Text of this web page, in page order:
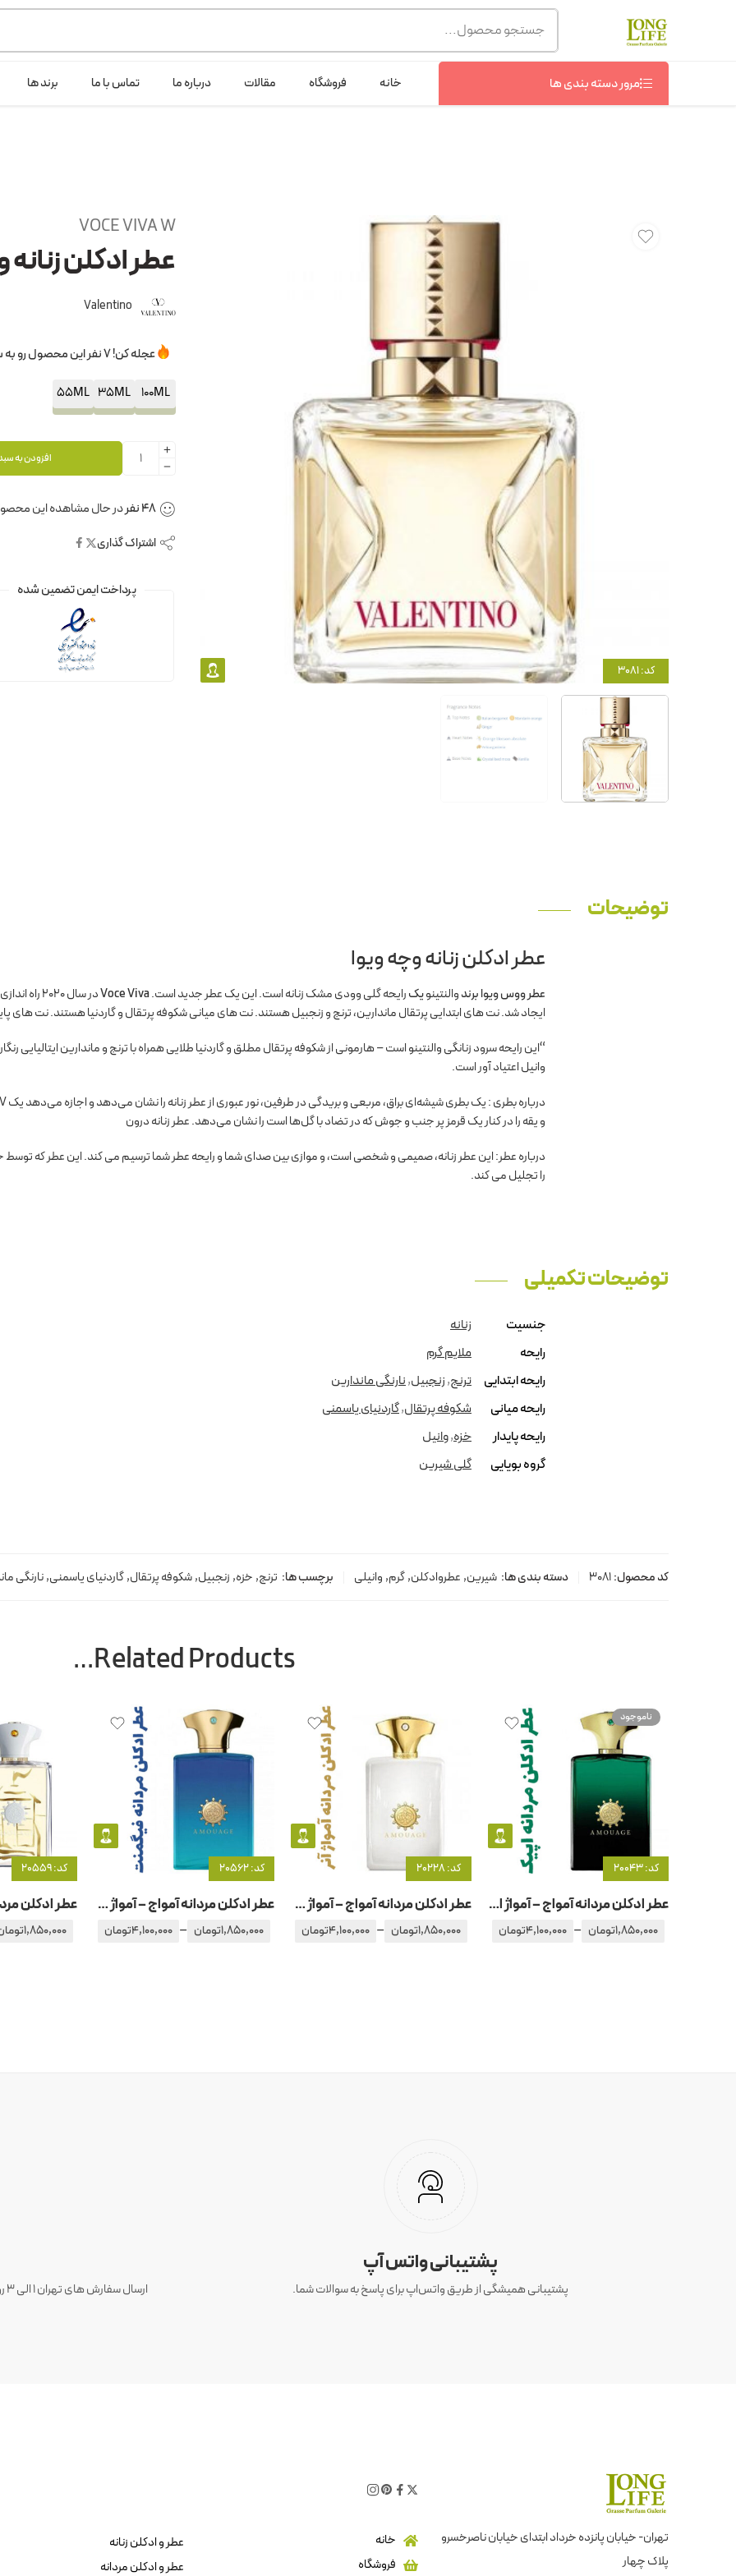
توجه! برند لانگ لایف رایحه های معروف را با شیشه و بسته بندی خود شرکت لانگ لایف عرضه می کند.که با انتخاب حجم هر ادکلنی می توانید
شماره پشتیبانی :09368076869
مرور دسته بندی ها خانه فروشگاه مقالات درباره ما تماس با ما برند ها
کد: 3081
VOCE VIVA W
عطر ادکلن زنانه
Valentino
عجله کن! 7 نفر این محصول رو به سبدخرید خودشون اضافه کردن.
100ML
35ML
55ML
افزودن به
48نفردر حال مشاهده این
اشتراک گذاری
پرداخت ایمن تضمین شده
توضیحات
عطر ادکلن زنانه وچه ویوا
عطر ووس ویوا برندوالنتینویکرایحه گلی وودی مشک زنانه است. این یک عطر جدید است.Voce Viva
ایجاد شد. نت های ابتدایی پرتقال ماندارین، ترنج و زنجبیل هستند. نت های میانی شکوفه پرتقال و گاردنیا هستند. نت های
“این رایحه سرود زنانگی والنتینو است – هارمونی از شکوفه پرتقال مطلق و گاردنیا طلایی همراه با ترنج و ماندارین ایتالیایی
وانیل اعتیاد آور است.
و یقه را در کنار یک قرمز پر جنب و جوش که در تضاد با گل‌ها است را نشان می‌دهد. عطر زنانه درون
را تجلیل می کند.
توضیحات تکمیلی
جنسیت
زنانه
رایحه
ملایم گرم
رایحه ابتدایی
ترنج,زنجبیل,نارنگی ماندارین
رایحه میانی
شکوفه پرتقال,گاردنیای یاسمنی
رایحه پایدار
خزه,وانیل
گروه بویایی
گلی شیرین
کد محصول:3081 دسته بندی ها: شیرین, عطروادکلن,گرم, وانیلی برچسب ها: ترنج, خزه, زنجبیل,شکوفه پرتقال,گاردنیای یاسمنی,نارنگی
Related Products…
ناموجود
کد: 20043
عطر ادکلن مردانه آمواج – آمواژ اپیک
1,850,000تومان –
4,100,000تومان
کد: 20228
عطر ادکلن مردانه آمواج – آمواژ -آنر – هانر
1,850,000تومان –
4,100,000تومان
کد: 20562
عطر ادکلن مردانه آمواج – آمواژ فیگمنت
1,850,000تومان –
4,100,000تومان
کد: 20559
1,850,000
پشتیبانی واتس آپ
پشتیبانی همیشگی از طریق واتس‌اپ برای پاسخ به سوالات شما.
تهران- خیابان پانزده خرداد ابتدای خیابان ناصرخسرو
پلاک چهار
خانه
فروشگاه
عطر و ادکلن زنانه
عطر و ادکلن مردانه